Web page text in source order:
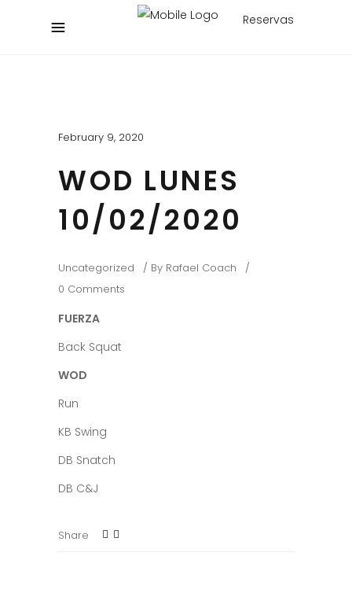
Reservas
February 9, 2020
WOD LUNES
10/02/2020
Uncategorized By Rafael Coach
0 Comments
FUERZA
Back Squat
WOD
Run
KB Swing
DB Snatch
DB C&J
Share